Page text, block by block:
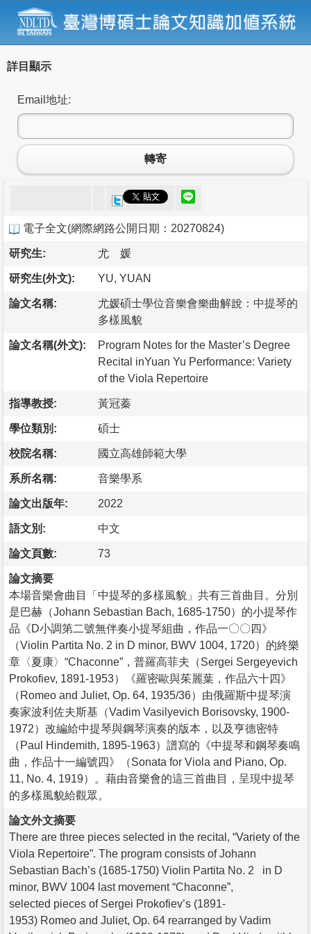
詳目顯示
Email地址:
轉寄
電子全文(網際網路公開日期：20270824)
研究生: 尤 媛
研究生(外文): YU, YUAN
論文名稱:
尤媛碩士學位音樂會樂曲解說：中提琴的
多樣風貌
論文名稱(外文):
Program Notes for the Master’s Degree
Recital inYuan Yu Performance: Variety
of the Viola Repertoire
指導教授: 黃冠蓁
學位類別: 碩士
校院名稱: 國立高雄師範大學
系所名稱: 音樂學系
論文出版年: 2022
語文別: 中文
論文頁數: 73
論文摘要
本場音樂會曲目「中提琴的多樣風貌」共有三首曲目。分別
是巴赫（Johann Sebastian Bach, 1685-1750）的小提琴作
品《D小調第二號無伴奏小提琴組曲，作品一〇〇四》
（Violin Partita No. 2 in D minor, BWV 1004, 1720）的終樂
章〈夏康〉“Chaconne”，普羅高菲夫（Sergei Sergeyevich
Prokofiev, 1891-1953）《羅密歐與茱麗葉，作品六十四》
（Romeo and Juliet, Op. 64, 1935/36）由俄羅斯中提琴演
奏家波利佐夫斯基（Vadim Vasilyevich Borisovsky, 1900-
1972）改編給中提琴與鋼琴演奏的版本，以及亨德密特
（Paul Hindemith, 1895-1963）譜寫的《中提琴和鋼琴奏鳴
曲，作品十一編號四》（Sonata for Viola and Piano, Op.
11, No. 4, 1919）。藉由音樂會的這三首曲目，呈現中提琴
的多樣風貌給觀眾。
論文外文摘要
There are three pieces selected in the recital, “Variety of the
Viola Repertoire”. The program consists of Johann
Sebastian Bach’s (1685-1750) Violin Partita No. 2 in D
minor, BWV 1004 last movement “Chaconne”,
selected pieces of Sergei Prokofiev’s (1891-
1953) Romeo and Juliet, Op. 64 rearranged by Vadim